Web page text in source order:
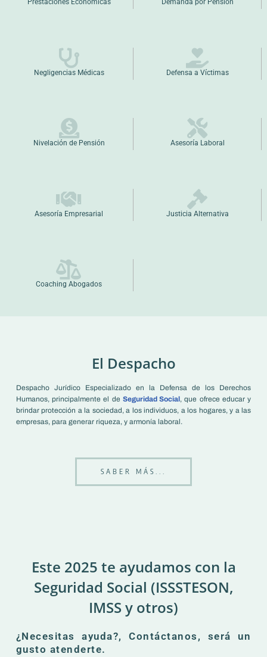
Prestaciones Económicas Demanda por Pensión
Negligencias Médicas Defensa a Víctimas
Nivelación de Pensión Asesoría Laboral
Asesoría Empresarial Justicia Alternativa
Coaching Abogados
El Despacho
Despacho Jurídico Especializado en la Defensa de los Derechos
Humanos, principalmente el de Seguridad Social, que ofrece educar y
brindar protección a la sociedad, a los individuos, a los hogares, y a las
empresas, para generar riqueza, y armonía laboral.
SABER MÁS...
Este 2025 te ayudamos con la
Seguridad Social (ISSSTESON,
IMSS y otros)
¿Necesitas ayuda?, Contáctanos, será un
gusto atenderte.